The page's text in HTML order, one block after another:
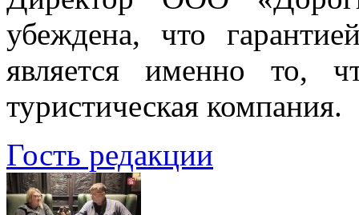
убеждена, что
является именно то,
туристическая компания.
Гость редакции